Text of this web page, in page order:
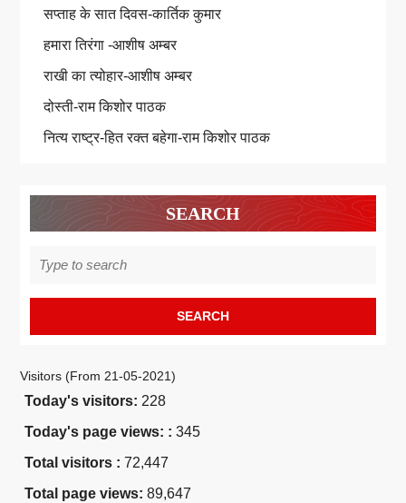
सप्ताह के सात दिवस-कार्तिक कुमार
हमारा तिरंगा -आशीष अम्बर
राखी का त्योहार-आशीष अम्बर
दोस्ती-राम किशोर पाठक
नित्य राष्ट्र-हित रक्त बहेगा-राम किशोर पाठक
SEARCH
for:
Visitors (From 21-05-2021)
Today's visitors: 228
Today's page views: : 345
Total visitors : 72,447
Total page views: 89,647